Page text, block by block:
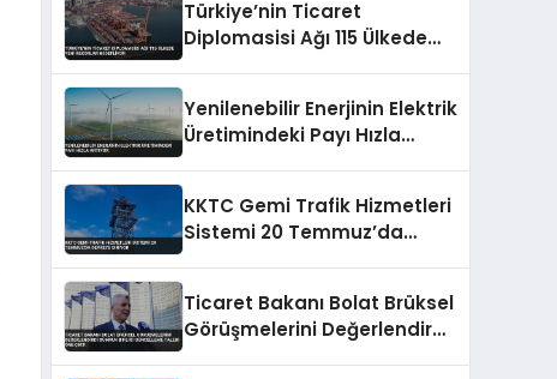
Türkiye’nin Ticaret
Diplomasisi Ağı 115 Ülkede
Yenilenebilir Enerjinin Elektrik
Üretimindeki Payı Hızla
KKTC Gemi Trafik Hizmetleri
Sistemi 20 Temmuz’da
Ticaret Bakanı Bolat Brüksel
Görüşmelerini Değerlendirdi